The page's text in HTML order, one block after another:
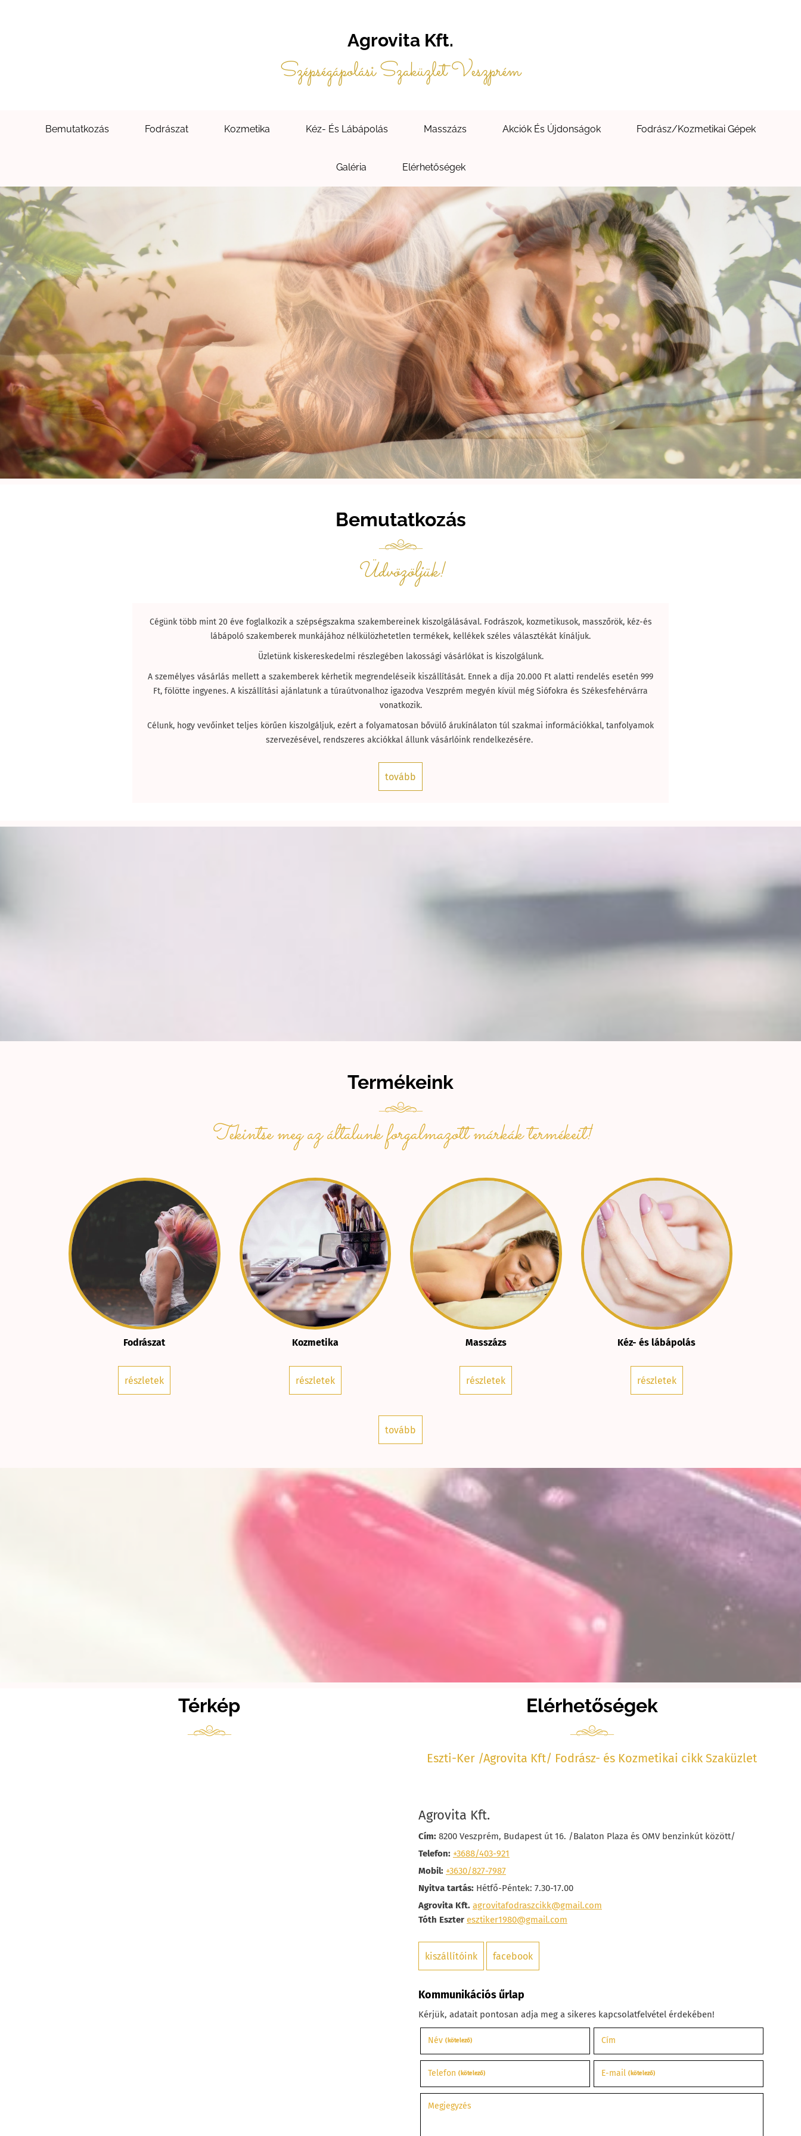
Agrovita Kft.
Szépségápolási Szaküzlet Veszprém
Bemutatkozás Fodrászat Kozmetika Kéz- És Lábápolás Masszázs Akciók És Újdonságok Fodrász/Kozmetikai Gépek
Galéria Elérhetőségek
Bemutatkozás
Üdvözöljük!
Cégünk több mint 20 éve foglalkozik a szépségszakma szakembereinek kiszolgálásával. Fodrászok, kozmetikusok, masszőrök, kéz-és
lábápoló szakemberek munkájához nélkülözhetetlen termékek, kellékek széles választékát kínáljuk.
Üzletünk kiskereskedelmi részlegében lakossági vásárlókat is kiszolgálunk.
A személyes vásárlás mellett a szakemberek kérhetik megrendeléseik kiszállítását. Ennek a díja 20.000 Ft alatti rendelés esetén 999
Ft, fölötte ingyenes. A kiszállítási ajánlatunk a túraútvonalhoz igazodva Veszprém megyén kívül még Siófokra és Székesfehérvárra
vonatkozik.
Célunk, hogy vevőinket teljes körűen kiszolgáljuk, ezért a folyamatosan bővülő árukínálaton túl szakmai információkkal, tanfolyamok
szervezésével, rendszeres akciókkal állunk vásárlóink rendelkezésére.
tovább
Termékeink
Tekintse meg az általunk forgalmazott márkák termékeit!
Fodrászat
részletek
Kozmetika
részletek
Masszázs
részletek
Kéz- és lábápolás
részletek
tovább
Elérhetőségek
Eszti-Ker /Agrovita Kft/ Fodrász- és Kozmetikai cikk Szaküzlet
Agrovita Kft.
Cím: 8200 Veszprém, Budapest út 16. /Balaton Plaza és OMV benzinkút között/
Telefon: +3688/403-921
Mobil: +3630/827-7987
Nyitva tartás: Hétfő-Péntek: 7.30-17.00
Agrovita Kft. agrovitafodraszcikk@gmail.com
Tóth Eszter esztiker1980@gmail.com
kiszállítóink facebook
Kommunikációs űrlap
Kérjük, adatait pontosan adja meg a sikeres kapcsolatfelvétel érdekében!
Név (kötelező) Cím
Telefon (kötelező) E-mail (kötelező)
Megjegyzés
Térkép